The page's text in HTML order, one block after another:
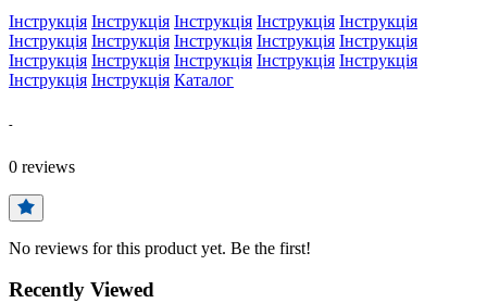
Інструкція Інструкція Інструкція Інструкція Інструкція
Інструкція Інструкція Інструкція Інструкція Інструкція
Інструкція Інструкція Інструкція Інструкція Інструкція
Інструкція Інструкція Каталог
-
0 reviews
No reviews for this product yet. Be the first!
Recently Viewed